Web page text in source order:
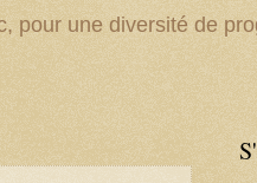
pour une diversité de